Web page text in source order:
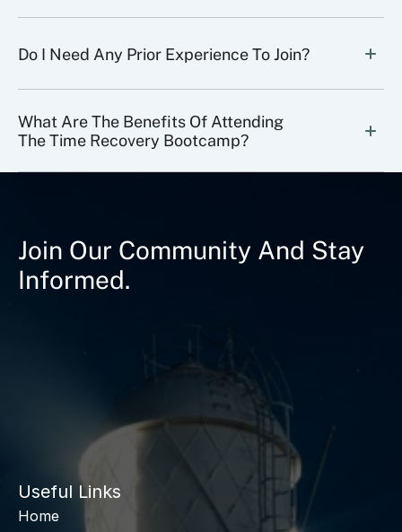
Do I Need Any Prior Experience To Join?
What Are The Benefits Of Attending
The Time Recovery Bootcamp?
Join Our Community And Stay
Informed.
Useful Links
Home